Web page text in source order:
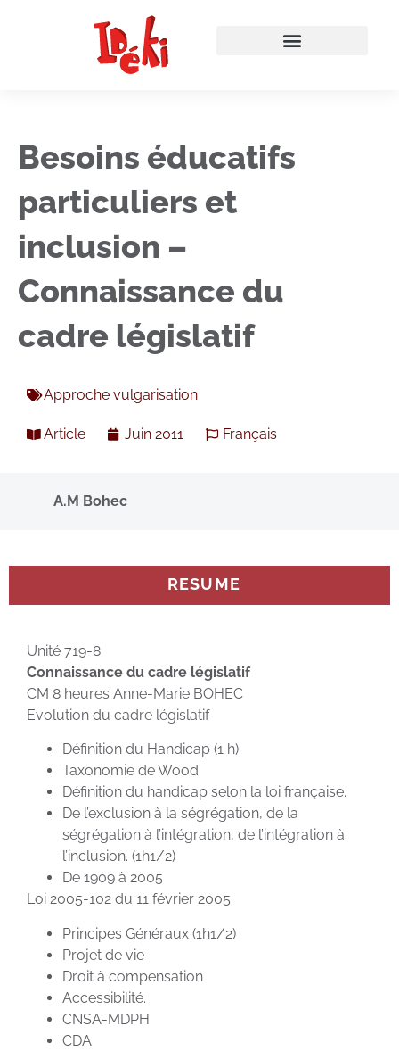
Besoins éducatifs
particuliers et
inclusion –
Connaissance du
cadre législatif
Approche vulgarisation
Article Juin 2011 Français
A.M Bohec
RESUME
Unité 719-8
Connaissance du cadre législatif
CM 8 heures Anne-Marie BOHEC
Evolution du cadre législatif
Définition du Handicap (1 h)
Taxonomie de Wood
Définition du handicap selon la loi française.
De l’exclusion à la ségrégation, de la
ségrégation à l’intégration, de l’intégration à
l’inclusion. (1h1/2)
De 1909 à 2005
Loi 2005-102 du 11 février 2005
Principes Généraux (1h1/2)
Projet de vie
Droit à compensation
Accessibilité.
CNSA-MDPH
CDA